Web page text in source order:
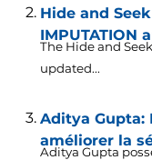
Hide and
IMPUTATION
The Hide and
updated...
Aditya Gupta:
améliorer la
Aditya Gupta